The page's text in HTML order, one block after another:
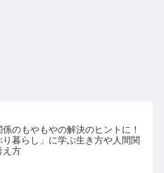
係のもやもやの解決のヒントに！
り暮らし」に学ぶ生き方や人間関
え方